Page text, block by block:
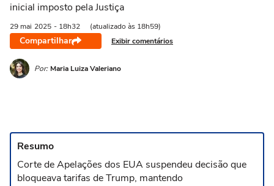
inicial imposto pela Justiça
29 mai 2025 - 18h32 (atualizado às 18h59)
Compartilhar Exibir comentários
Por: Maria Luiza Valeriano
Resumo
Corte de Apelações dos EUA suspendeu decisão que
bloqueava tarifas de Trump, mantendo